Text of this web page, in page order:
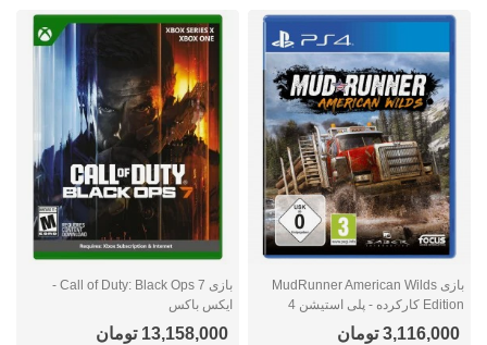
بازی MudRunner American Wilds
Edition کارکرده - پلی استیشن 4
3,116,000 تومان
بازی Call of Duty: Black Ops 7 -
ایکس باکس
13,158,000 تومان